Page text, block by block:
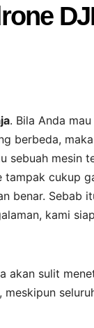
. Bila Anda
berbeda,
sebuah mesin
cukup
benar. Sebab
kami
akan sulit